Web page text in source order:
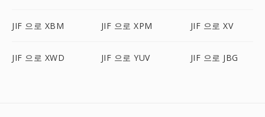
JIF 으로 XBM JIF 으로 XPM JIF 으로 XV
JIF 으로 XWD JIF 으로 YUV JIF 으로 JBG